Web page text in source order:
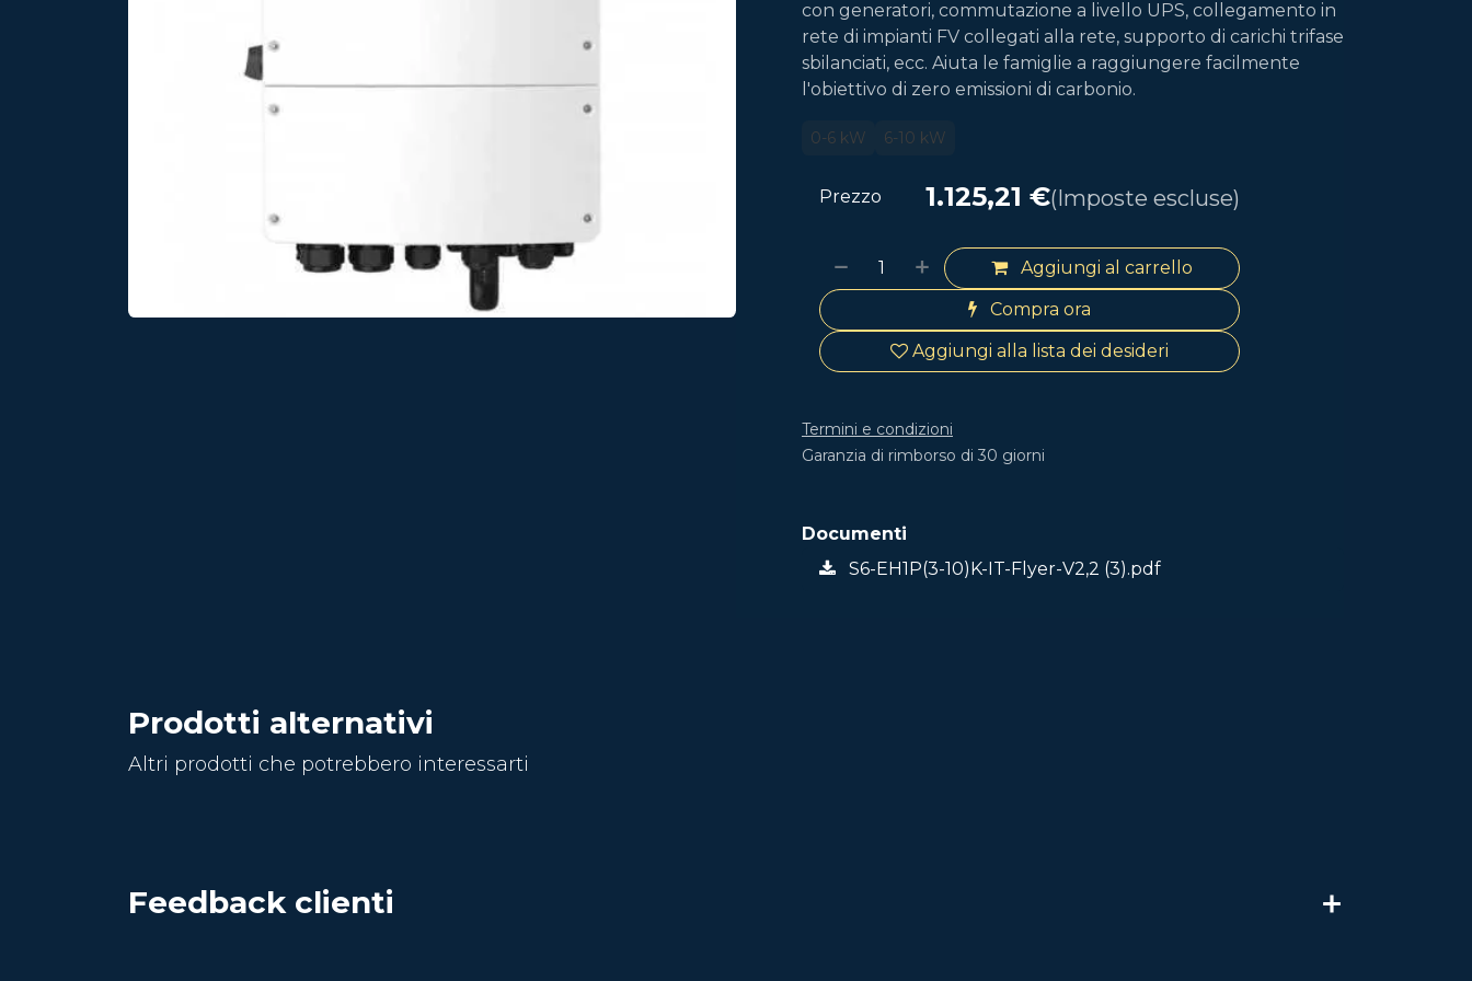
con generatori, commutazione a livello UPS, collegamento in
rete di impianti FV collegati alla rete, supporto di carichi trifase
sbilanciati, ecc. Aiuta le famiglie a raggiungere facilmente
l'obiettivo di zero emissioni di carbonio.
0-6 kW 6-10 kW
Aggiungi al carrello
Compra ora
Aggiungi alla lista dei desideri
Prezzo 1.125,21 €(Imposte escluse)
Termini e condizioni
Garanzia di rimborso di 30 giorni
Documenti
S6-EH1P(3-10)K-IT-Flyer-V2,2 (3).pdf
Prodotti alternativi
Altri prodotti che potrebbero interessarti
Feedback clienti